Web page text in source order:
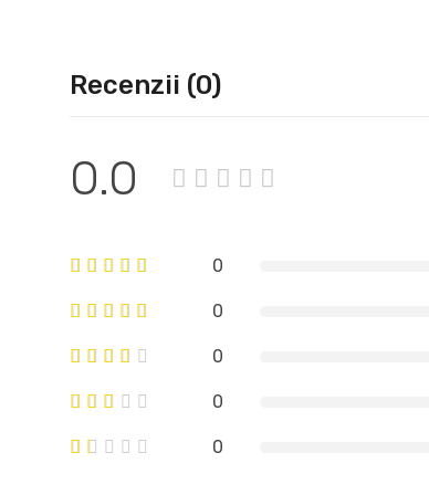
Recenzii (0)
0.0
0
0
0
0
0